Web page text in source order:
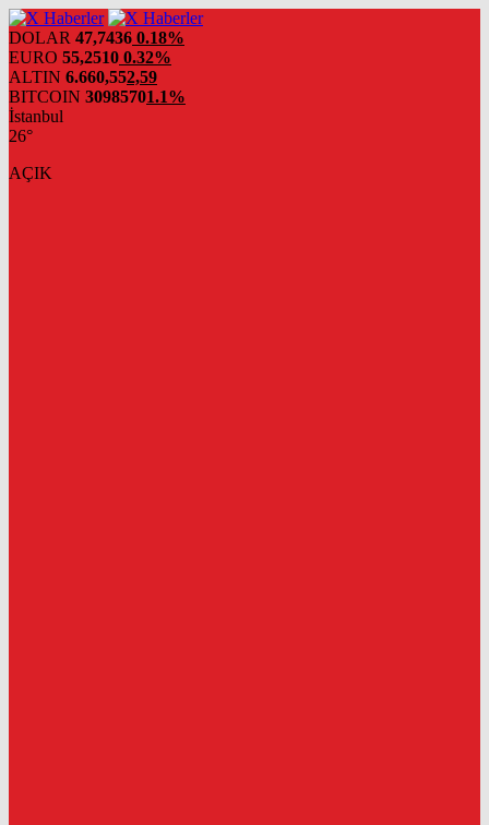
DOLAR 47,7436 0.18%
EURO 55,2510 0.32%
ALTIN 6.660,552,59
BITCOIN 30985701.1%
İstanbul
26°
AÇIK